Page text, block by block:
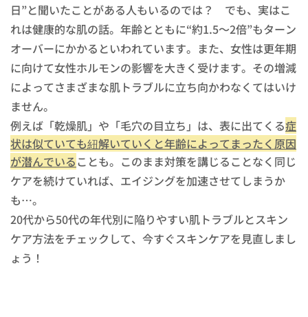
日”と聞いたことがある人もいるのでは？ でも、実はこ
れは健康的な肌の話。年齢とともに“約1.5～2倍”もターン
オーバーにかかるといわれています。また、女性は更年期
に向けて女性ホルモンの影響を大きく受けます。その増減
によってさまざまな肌トラブルに立ち向かわなくてはいけ
ません。
例えば「乾燥肌」や「毛穴の目立ち」は、表に出てくる症
状は似ていても紐解いていくと年齢によってまったく原因
が潜んでいることも。このまま対策を講じることなく同じ
ケアを続けていれば、エイジングを加速させてしまうか
も…。
20代から50代の年代別に陥りやすい肌トラブルとスキン
ケア方法をチェックして、今すぐスキンケアを見直しまし
ょう！